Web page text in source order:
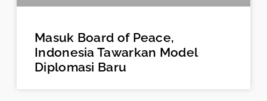
Masuk Board of Peace,
Indonesia Tawarkan Model
Diplomasi Baru